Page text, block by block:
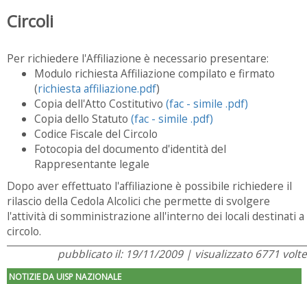
Circoli
Per richiedere l'Affiliazione è necessario presentare:
Modulo richiesta Affiliazione compilato e firmato
(richiesta affiliazione.pdf)
Copia dell'Atto Costitutivo (fac - simile .pdf)
Copia dello Statuto (fac - simile .pdf)
Codice Fiscale del Circolo
Fotocopia del documento d'identità del
Rappresentante legale
Dopo aver effettuato l'affiliazione è possibile richiedere il
rilascio della Cedola Alcolici che permette di svolgere
l'attività di somministrazione all'interno dei locali destinati a
circolo.
pubblicato il: 19/11/2009 | visualizzato 6771 volte
NOTIZIE DA UISP NAZIONALE